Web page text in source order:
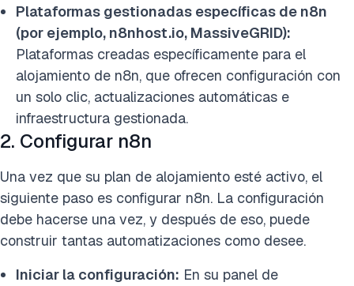
Plataformas gestionadas específicas de n8n
(por ejemplo, n8nhost.io, MassiveGRID):
Plataformas creadas específicamente para el
alojamiento de n8n, que ofrecen configuración con
un solo clic, actualizaciones automáticas e
infraestructura gestionada.
2. Configurar n8n
Una vez que su plan de alojamiento esté activo, el
siguiente paso es configurar n8n. La configuración
debe hacerse una vez, y después de eso, puede
construir tantas automatizaciones como desee.
Iniciar la configuración: En su panel de